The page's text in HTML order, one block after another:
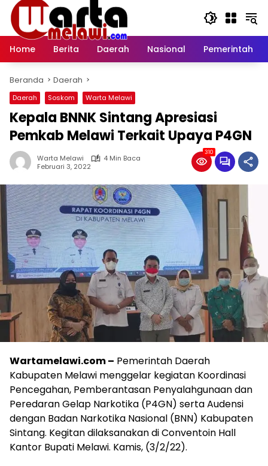
Langsung
konten
Home
Berita Daerah Nasional Pemerintah
Beranda Daerah
Daerah Soskom Warta Melawi
Kepala BNNK Sintang Apresiasi
Pemkab Melawi Terkait Upaya P4GN
Warta Melawi
4 Min Baca
Februari 3, 2022
310
Wartamelawi.com – Pemerintah Daerah
Kabupaten Melawi menggelar kegiatan Koordinasi
Pencegahan, Pemberantasan Penyalahgunaan dan
Peredaran Gelap Narkotika (P4GN) serta Audensi
dengan Badan Narkotika Nasional (BNN) Kabupaten
Sintang. Kegitan dilaksanakan di Conventoin Hall
Kantor Bupati Melawi. Kamis, (3/2/22).